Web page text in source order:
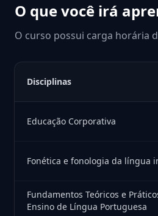
O que você irá
O curso possui carga horária
Disciplinas
Educação Corporativa
Fonética e fonologia da língua
Fundamentos Teóricos e
Ensino de Língua Portuguesa